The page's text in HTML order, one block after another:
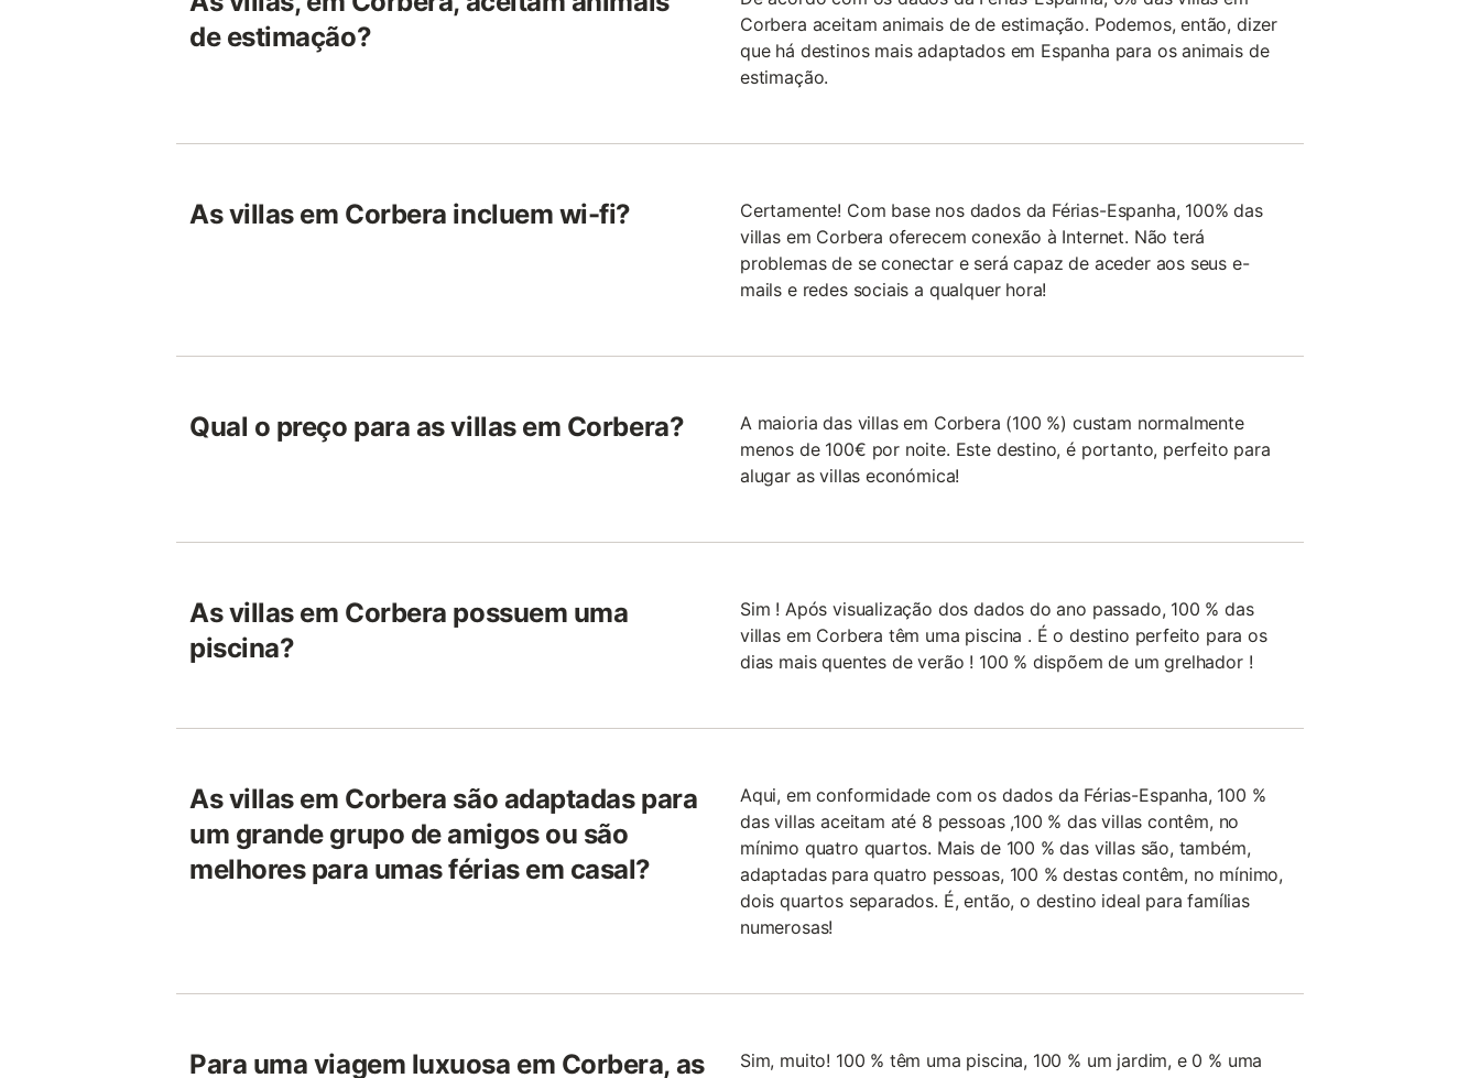
de estimação?
Corbera aceitam animais de de estimação. Podemos, então, dizer
que há destinos mais adaptados em Espanha para os animais de
estimação.
As villas em Corbera incluem wi-fi?
Certamente! Com base nos dados da Férias-Espanha, 100% das
villas em Corbera oferecem conexão à Internet. Não terá
problemas de se conectar e será capaz de aceder aos seus e-
mails e redes sociais a qualquer hora!
Qual o preço para as villas em Corbera?
A maioria das villas em Corbera (100 %) custam normalmente
menos de 100€ por noite. Este destino, é portanto, perfeito para
alugar as villas económica!
As villas em Corbera possuem uma
piscina?
Sim ! Após visualização dos dados do ano passado, 100 % das
villas em Corbera têm uma piscina . É o destino perfeito para os
dias mais quentes de verão ! 100 % dispõem de um grelhador !
As villas em Corbera são adaptadas para
um grande grupo de amigos ou são
melhores para umas férias em casal?
Aqui, em conformidade com os dados da Férias-Espanha, 100 %
das villas aceitam até 8 pessoas ,100 % das villas contêm, no
mínimo quatro quartos. Mais de 100 % das villas são, também,
adaptadas para quatro pessoas, 100 % destas contêm, no mínimo,
dois quartos separados. É, então, o destino ideal para famílias
numerosas!
Para uma viagem luxuosa em Corbera, as
Sim, muito! 100 % têm uma piscina, 100 % um jardim, e 0 % uma